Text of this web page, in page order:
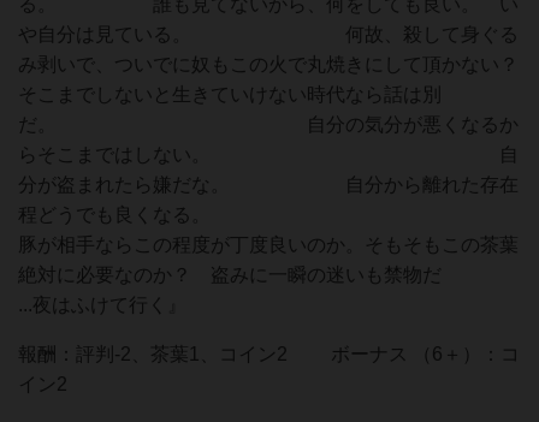
る。 誰も見てないから、何をしても良い。 い
や自分は見ている。 何故、殺して身ぐる
み剥いで、ついでに奴もこの火で丸焼きにして頂かない？
そこまでしないと生きていけない時代なら話は別
だ。 自分の気分が悪くなるか
らそこまではしない。 自
分が盗まれたら嫌だな。 自分から離れた存在
程どうでも良くなる。
豚が相手ならこの程度が丁度良いのか。そもそもこの茶葉
絶対に必要なのか？ 盗みに一瞬の迷いも禁物だ
...夜はふけて行く』
報酬：評判-2、茶葉1、コイン2 ボーナス （6＋）：コ
イン2